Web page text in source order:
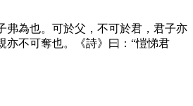
弗為也。可於父，不可於君，君子亦
亦不可奪也。《詩》曰：“愷悌君